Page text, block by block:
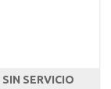
SERVICIO